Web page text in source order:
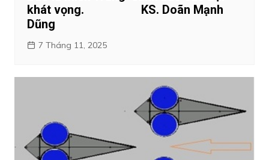
khát vọng. KS. Doãn Mạnh
Dũng
7 Tháng 11, 2025